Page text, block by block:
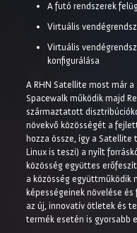
A futó rendszerek
Virtuális
Virtuális
konfigurálása
A RHN Satellite most már
Spacewalk működik majd
származtatott
növekvő közösségét a
hozza össze, így a
Linux is teszi) a nyílt
közösség együttes
a közösség együttműködik
képességeinek növelése
az új, innovatív ötletek és
termék esetén is gyorsabb